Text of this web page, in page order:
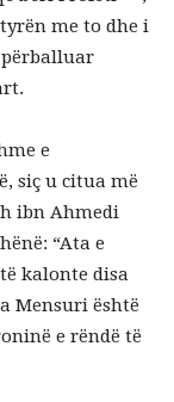
me to dhe i
e
siç u citua më
ibn Ahmedi
“Ata e
kalonte disa
Mensuri është
e rëndë të